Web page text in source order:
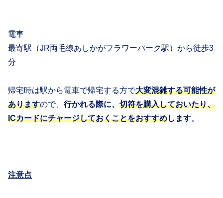
電車
最寄駅（JR両毛線あしかがフラワーパーク駅）から徒歩3
分
帰宅時は駅から電車で帰宅する方で大変混雑する可能性が
ありますので、 行かれる際に、 切符を購入しておいたり、
ICカードにチャージしておくことをおすすめします。
注意点